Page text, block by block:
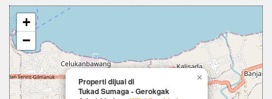
Properti dijual di
Tukad Sumaga - Gerokgak
×
+
−